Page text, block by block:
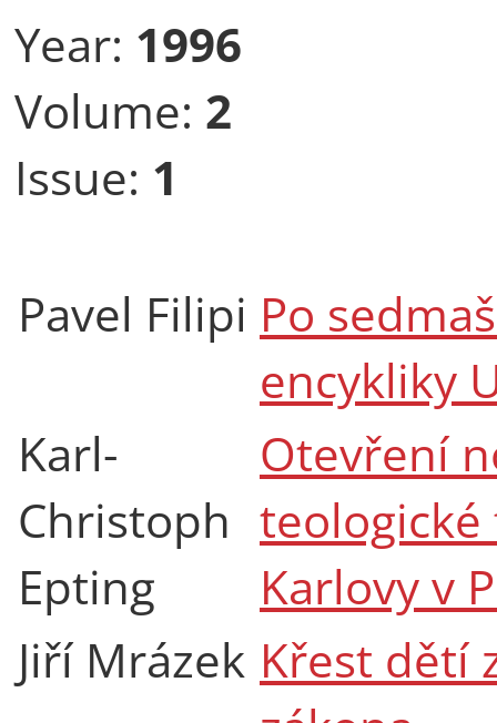
Year: 1996
Volume: 2
Issue: 1
Pavel Filipi Po
encykliky
Karl-
Christoph
Epting
Otevření
Karlovy v
Jiří Mrázek Křest dětí